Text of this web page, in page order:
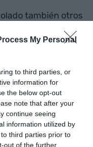
My Personal
to third parties, or
information for
the below opt-out
note that after your
continue seeing
information utilized by
third parties prior to
out of the further
también otros
a las
generado
de las
en 2001 para
zona euro que se
dimensionar la
a un total de